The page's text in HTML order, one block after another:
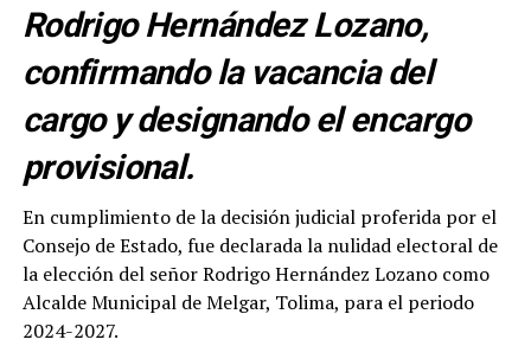
Rodrigo Hernández Lozano,
confirmando la vacancia del
cargo y designando el encargo
provisional.
En cumplimiento de la decisión judicial proferida por el
Consejo de Estado, fue declarada la nulidad electoral de
la elección del señor Rodrigo Hernández Lozano como
Alcalde Municipal de Melgar, Tolima, para el periodo
2024-2027.